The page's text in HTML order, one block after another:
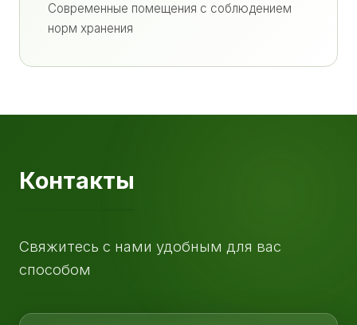
Современные помещения с соблюдением
норм хранения
Контакты
Свяжитесь с нами удобным для вас
способом